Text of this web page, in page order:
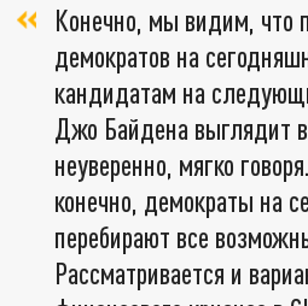
Конечно, мы видим, что
демократов на
кандидатам на
Джо Байдена выглядит
неуверенно, мягко
конечно, демократы на
перебирают все
Рассматривается и